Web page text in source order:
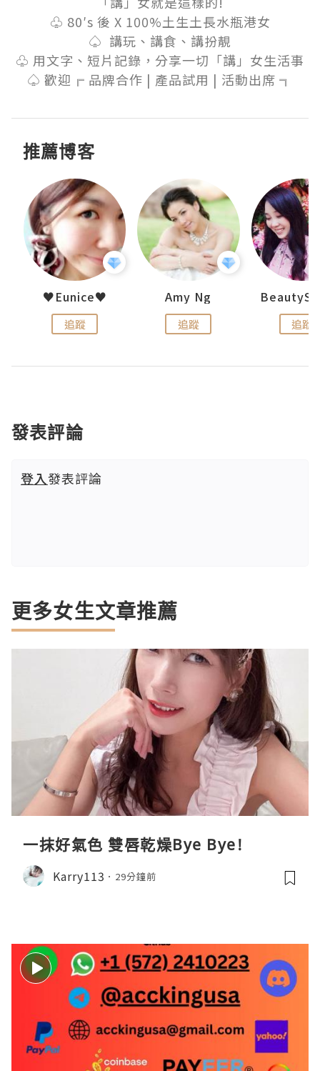
♧ 80′s 後 X 100%土生土長水瓶港女
♤  講玩、講食、講扮靚
♧ 用文字、短片記錄，分享一切「講」女生活事
♤ 歡迎╔ 品牌合作 | 產品試用 | 活動出席 ╗
推薦博客
♥Eunice♥
追蹤
Amy Ng
追蹤 追蹤
發表評論
登入發表評論
更多女生文章推薦
一抹好氣色 雙唇乾燥Bye Bye!
Karry113 29分鐘前